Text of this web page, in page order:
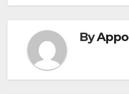
ByAppo